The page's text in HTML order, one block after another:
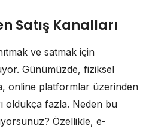
Satış Kanalları
ve satmak için
Günümüzde, fiziksel
online platformlar üzerinden
oldukça fazla. Neden bu
Özellikle, e-